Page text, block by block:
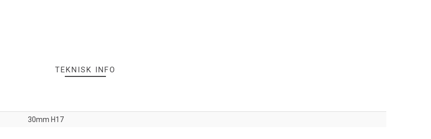
TEKNISK INFO
30mm H17